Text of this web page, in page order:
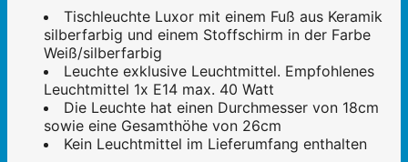
Tischleuchte Luxor mit einem Fuß aus Keramik
silberfarbig und einem Stoffschirm in der Farbe
Weiß/silberfarbig
Leuchte exklusive Leuchtmittel. Empfohlenes
Leuchtmittel 1x E14 max. 40 Watt
Die Leuchte hat einen Durchmesser von 18cm
sowie eine Gesamthöhe von 26cm
Kein Leuchtmittel im Lieferumfang enthalten